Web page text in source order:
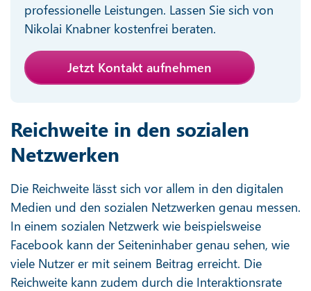
professionelle Leistungen. Lassen Sie sich von
Nikolai Knabner kostenfrei beraten.
Jetzt Kontakt aufnehmen
Reichweite in den sozialen
Netzwerken
Die Reichweite lässt sich vor allem in den digitalen
Medien und den sozialen Netzwerken genau messen.
In einem sozialen Netzwerk wie beispielsweise
Facebook kann der Seiteninhaber genau sehen, wie
viele Nutzer er mit seinem Beitrag erreicht. Die
Reichweite kann zudem durch die Interaktionsrate